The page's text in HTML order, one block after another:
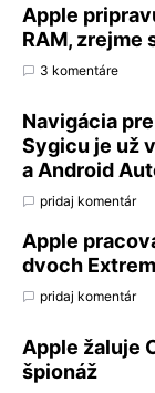
Apple
RAM, zrejme
3 komentáre
Navigácia
Sygicu je už
a Android
pridaj komentár
Apple
dvoch
pridaj komentár
Apple žaluje
špionáž